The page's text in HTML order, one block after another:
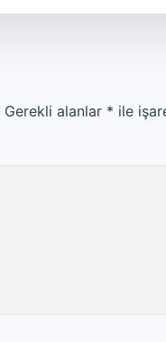
Gerekli alanlar * ile